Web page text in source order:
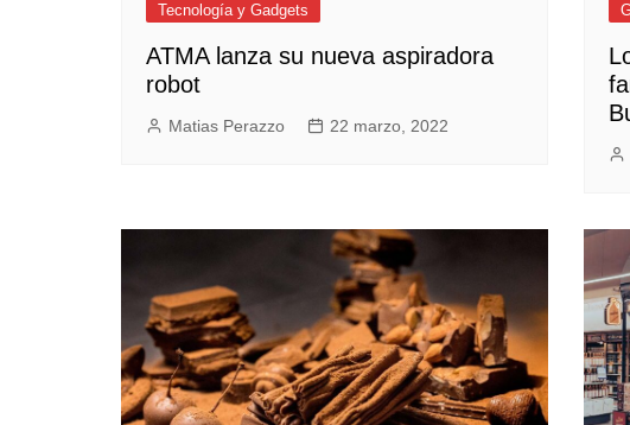
Tecnología y Gadgets
ATMA lanza su nueva aspiradora
robot
Matias Perazzo 22 marzo, 2022